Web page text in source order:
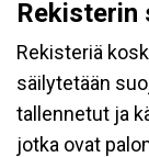
Rekisterin
Rekisteriä
säilytetään
tallennetut ja
jotka ovat